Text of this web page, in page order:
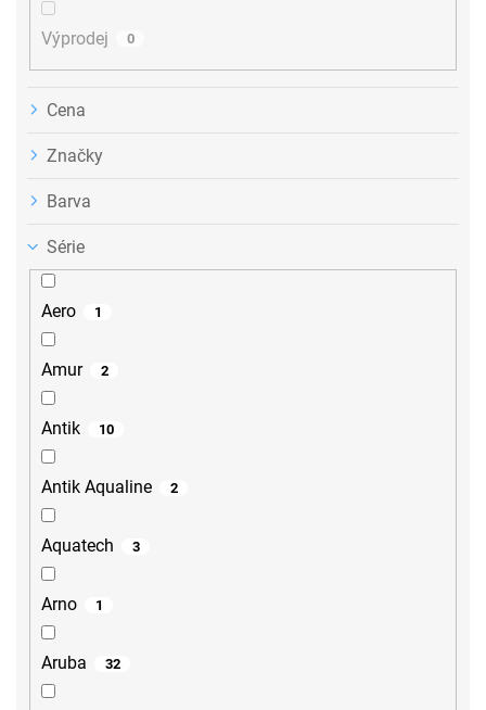
Výprodej 0
Cena
Značky
Barva
Série
Aero 1
Amur 2
Antik 10
Antik Aqualine 2
Aquatech 3
Arno 1
Aruba 32